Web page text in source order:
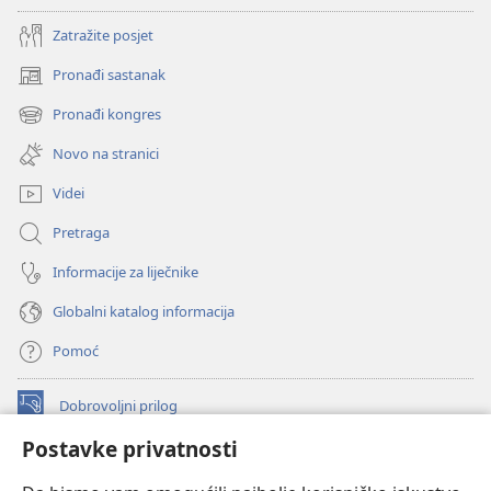
Postavke privatnosti
Zatražite posjet
Pronađi sastanak
(otvara
se
novi
prozor)
Pronađi kongres
(otvara
se
novi
prozor)
Novo na stranici
Videi
Pretraga
Informacije za liječnike
Globalni katalog informacija
Pomoć
Dobrovoljni prilog
(otvara
novi
INTERNETSKA BIBLIOTEKA Watchtower